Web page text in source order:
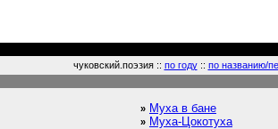
чуковский.поэзия :: по году:: по названию/
» Муха в бане
» Муха-Цокотуха